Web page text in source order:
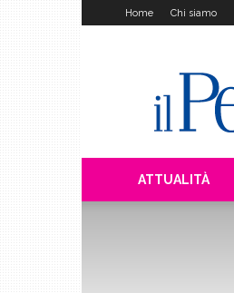
Home Chi siamo
Pediatra
ATTUALITÀ